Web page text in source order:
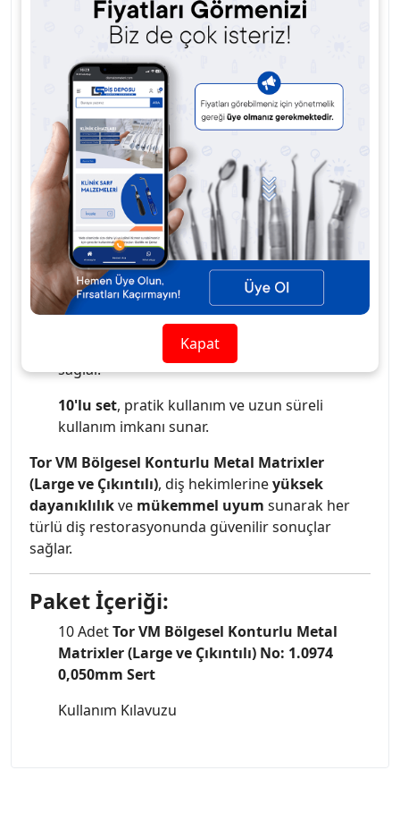
konturlu yapı, her dişin doğal şekline mükemmel
uyum göstererek dolguların düzgün bir şekilde
Çıkıntılı yapı
alanlarda ve daha derin dolgular için ideal uyum
ve mükemmel sonuçlar sunar.10'lu setsayesinde
uzun süreli kullanım ve pratik uygulama imkanı
sunar.
Sert metal malzeme
ile dayanıklı ve uzun
ömürlü kullanım.
0,050mm kalınlıkile sağlam dolgular ve
yüksek hassasiyet.
Bölgesel konturlu ve çıkıntılı yapı
mükemmel uyum sağlar.
ile geniş diş alanlarına uyum
sağlar.
10'lu set, pratik kullanım ve uzun süreli
kullanım imkanı sunar.
Tor VM Bölgesel Konturlu Metal Matrixler
(Large ve Çıkıntılı), diş hekimlerineyüksek
dayanıklılıkve mükemmel uyum sunarak her
türlü diş restorasyonunda güvenilir sonuçlar
sağlar.
Paket İçeriği:
10 AdetTor VM Bölgesel Konturlu Metal
Matrixler (Large ve Çıkıntılı) No: 1.0974
0,050mm Sert
Kullanım Kılavuzu
Kapat